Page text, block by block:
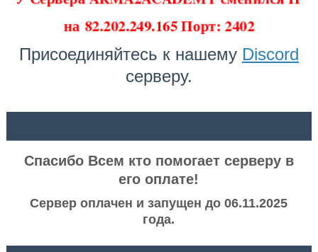
на 82.202.249.165 Порт: 2402
Присоединяйтесь к нашему Discord
серверу.
Спасибо Всем кто помогает серверу в
его оплате!
Сервер оплачен и запущен до 06.11.2025
года.